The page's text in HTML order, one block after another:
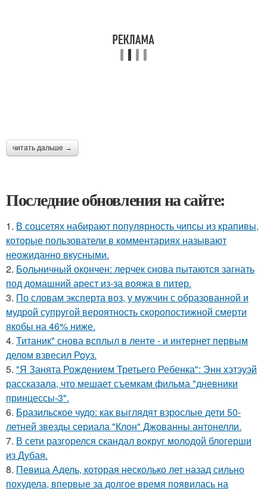
читать дальше →
Последние обновления на сайте:
1. В соцсетях набирают популярность чипсы из крапивы,
которые пользователи в комментариях называют
неожиданно вкусными.
2. Больничный окончен: лерчек снова пытаются загнать
под домашний арест из-за вояжа в питер.
3. По словам эксперта воз, у мужчин с образованной и
мудрой супругой вероятность скоропостижной смерти
якобы на 46% ниже.
4. Титаник" снова всплыл в ленте - и интернет первым
делом взвесил Роуз.
5. "Я Занята Рождением Третьего Ребенка": Энн хэтэуэй
рассказала, что мешает съемкам фильма "дневники
принцессы-3".
6. Бразильское чудо: как выглядят взрослые дети 50-
летней звезды сериала "Клон" Джованны антонелли.
7. В сети разгорелся скандал вокруг молодой блогерши
из Дубая.
8. Певица Адель, которая несколько лет назад сильно
похудела, впервые за долгое время появилась на